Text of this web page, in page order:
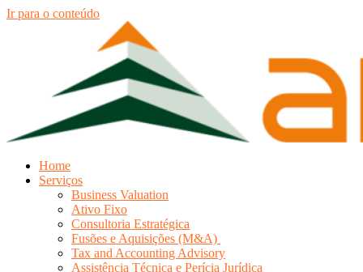
Ir para o conteúdo
Home
Serviços
Business Valuation
Ativo Fixo
Consultoria Estratégica
Fusões e Aquisições (M&A)
Tax and Accounting Advisory
Assistência Técnica e Perícia Jurídica